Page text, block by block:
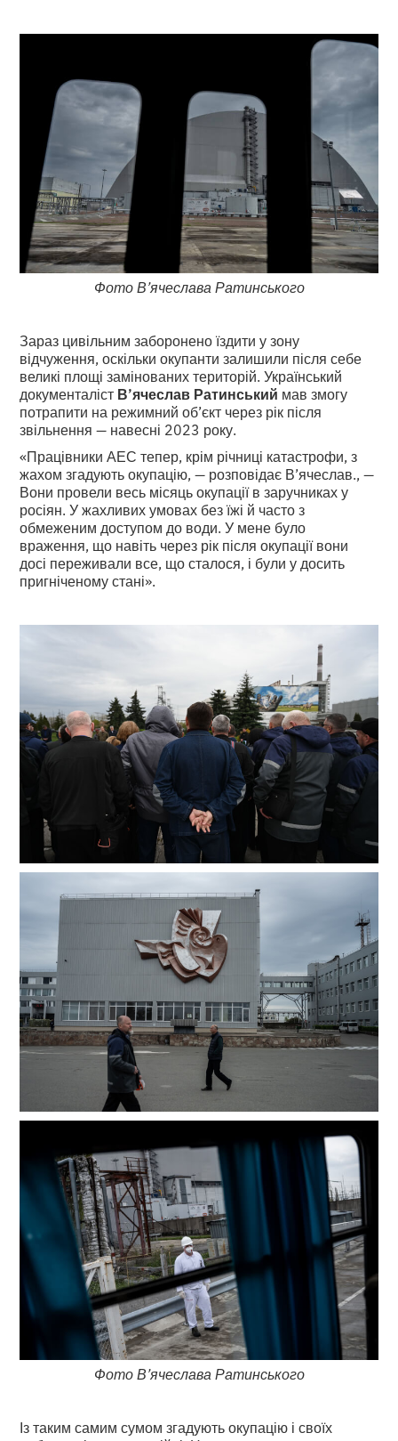
Фото В’ячеслава Ратинського
Зараз цивільним заборонено їздити у зону
відчуження, оскільки окупанти залишили після себе
великі площі замінованих територій. Український
документаліст В’ячеслав Ратинський мав змогу
потрапити на режимний об’єкт через рік після
звільнення— навесні 2023 року.
«Працівники АЕС тепер, крім річниці катастрофи, з
жахом згадують окупацію,— розповідає В’ячеслав.,—
Вони провели весь місяць окупації в заручниках у
росіян. У жахливих умовах без їжі й часто з
обмеженим доступом до води. У мене було
враження, що навіть через рік після окупації вони
досі переживали все, що сталося, і були у досить
пригніченому стані».
Фото В’ячеслава Ратинського
Із таким самим сумом згадують окупацію і своїх